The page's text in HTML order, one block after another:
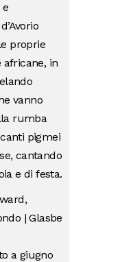
e
proprie
in
vanno
rumba
pigmei
cantando
e di festa.
| Glasbe
a giugno